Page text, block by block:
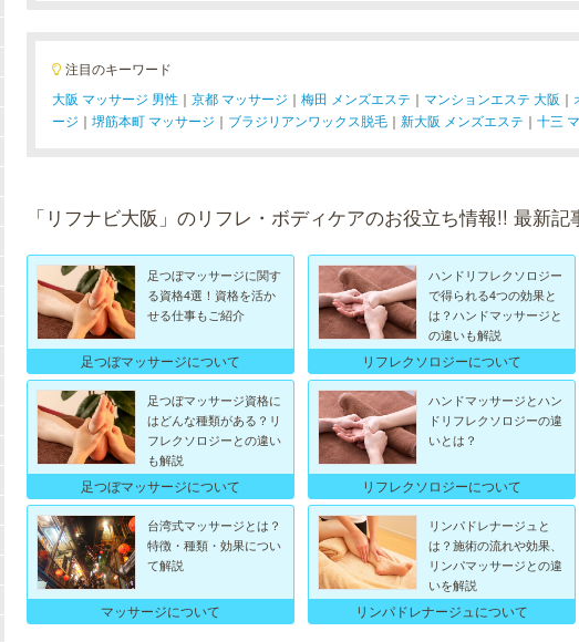
注目のキーワード
大阪 マッサージ 男性 ｜ 京都 マッサージ ｜ 梅田 メンズエステ ｜ マンションエステ 大阪 ｜
ージ ｜ 堺筋本町 マッサージ ｜ ブラジリアンワックス脱毛 ｜ 新大阪 メンズエステ ｜ 十三
「リフナビ大阪」のリフレ・ボディケアのお役立ち情報!! 最新記
足つぼマッサージに関す
る資格4選！資格を活か
せる仕事もご紹介
足つぼマッサージについて
ハンドリフレクソロジー
で得られる4つの効果と
は？ハンドマッサージと
の違いも解説
リフレクソロジーについて
足つぼマッサージ資格に
はどんな種類がある？リ
フレクソロジーとの違い
も解説
足つぼマッサージについて
ハンドマッサージとハン
ドリフレクソロジーの違
いとは？
リフレクソロジーについて
台湾式マッサージとは？
特徴・種類・効果につい
て解説
マッサージについて
リンパドレナージュと
は？施術の流れや効果、
リンパマッサージとの違
いを解説
リンパドレナージュについて